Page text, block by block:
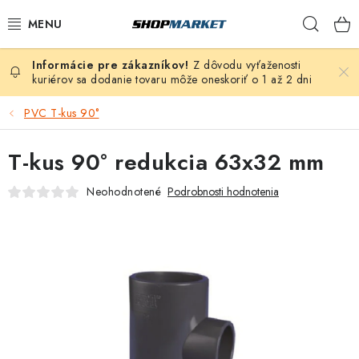
na
VÍRIVÉ VANE
SAUNY
BAZÉNY
NAFUKOVACIE VÍRIVKY
Z dôvodu vyťaženosti
kuriérov sa dodanie tovaru môže oneskoriť o 1 až 2 dni
PVC T-kus 90°
T-kus 90° redukcia 63x32 mm
Neohodnotené Podrobnosti hodnotenia